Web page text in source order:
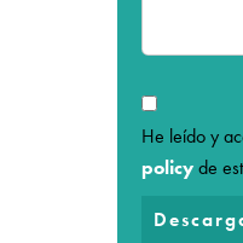
He leído y
policy de